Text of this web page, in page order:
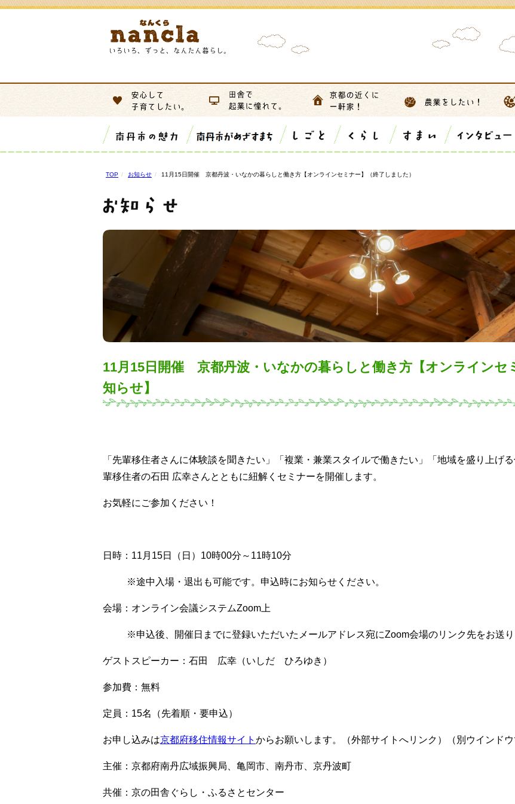
TOP お知らせ 11月15日開催 京都丹波・いなかの暮らしと働き方【オンラインセミナー】（終了しました）
11月15日開催 京都丹波・いなかの暮らしと働き方【オンラインセ
知らせ】
「先輩移住者さんに体験談を聞きたい」「複業・兼業スタイルで働きたい」「地域を盛り上げ
輩移住者の石田 広幸さんとともに紐解くセミナーを開催します。
お気軽にご参加ください！
日時：11月15日（日）10時00分～11時10分
※途中入場・退出も可能です。申込時にお知らせください。
会場：オンライン会議システムZoom上
※申込後、開催日までに登録いただいたメールアドレス宛にZoom会場のリンク先をお送り
ゲストスピーカー：石田 広幸（いしだ ひろゆき）
参加費：無料
定員：15名（先着順・要申込）
お申し込みは京都府移住情報サイト からお願いします。（外部サイトへリンク）（別ウインドウ
主催：京都府南丹広域振興局、亀岡市、南丹市、京丹波町
共催：京の田舎ぐらし・ふるさとセンター